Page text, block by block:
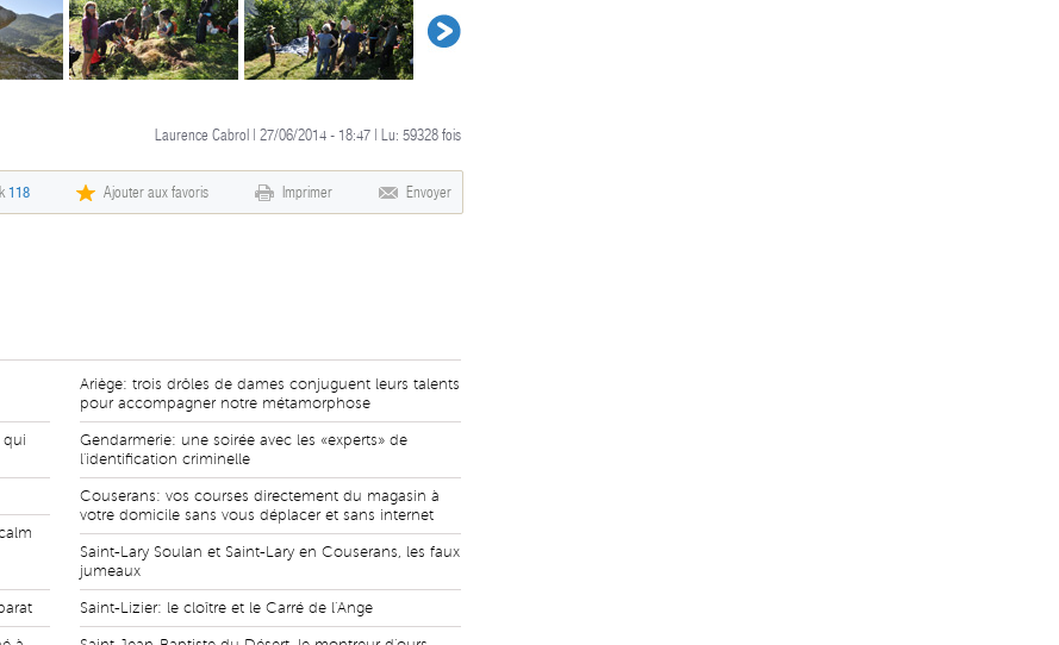
Laurence Cabrol | 27/06/2014 - 18:47 | Lu: 59328 fois
118 Ajouter aux favoris Imprimer Envoyer
qui
Ariège: trois drôles de dames conjuguent leurs talents
pour accompagner notre métamorphose
Gendarmerie: une soirée avec les «experts» de
l'identification criminelle
Couserans: vos courses directement du magasin à
votre domicile sans vous déplacer et sans internet
Saint-Lary Soulan et Saint-Lary en Couserans, les faux
jumeaux
Saint-Lizier: le cloître et le Carré de l'Ange